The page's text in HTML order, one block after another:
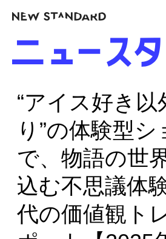
“アイス好き以
り”の体験型
で、物語の世
込む不思議体
代の価値観ト